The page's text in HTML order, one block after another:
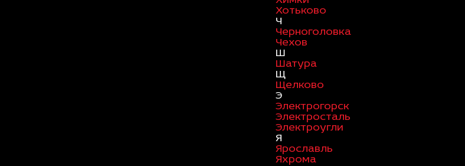
Хотьково
Ч
Черноголовка
Чехов
Ш
Шатура
Щ
Щелково
Э
Электрогорск
Электросталь
Электроугли
Я
Ярославль
Яхрома